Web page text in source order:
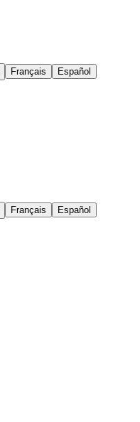
Français
Español
Français
Español